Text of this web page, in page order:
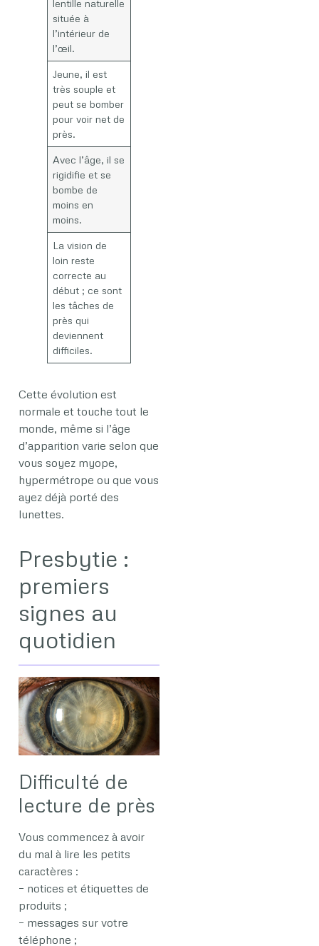
lentille naturelle
située à
l’intérieur de
l’œil.
Jeune, il est
très souple et
peut se bomber
pour voir net de
près.
Avec l’âge, il se
rigidifie et se
bombe de
moins en
moins.
La vision de
loin reste
correcte au
début ; ce sont
les tâches de
près qui
deviennent
difficiles.
Cette évolution est
normale et touche tout le
monde, même si l’âge
d’apparition varie selon que
vous soyez myope,
hypermétrope ou que vous
ayez déjà porté des
lunettes.
Presbytie :
premiers
signes au
quotidien
Difficulté de
lecture de près
Vous commencez à avoir
du mal à lire les petits
caractères :
– notices et étiquettes de
produits ;
– messages sur votre
téléphone ;